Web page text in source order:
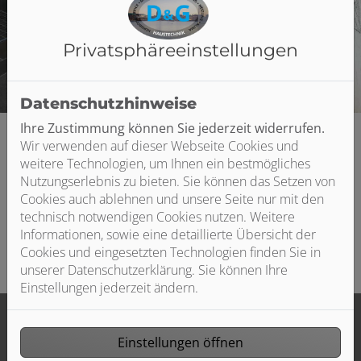
Bitte das Cookie-Consent-Tool öffnen, um die für dieses
Element notwendigen Cookies zu akzeptieren.
Footer - Kontaktdaten und
schließen
und schließen
und schließen
Privatsphäre­einstellungen
Datenschutzhinweise
Ihre Zustimmung können Sie jederzeit widerrufen.
Wir verwenden auf dieser Webseite Cookies und
weitere Technologien, um Ihnen ein bestmögliches
Nutzungserlebnis zu bieten. Sie können das Setzen von
Cookies auch ablehnen und unsere Seite nur mit den
technisch notwendigen Cookies nutzen. Weitere
Informationen, sowie eine detaillierte Übersicht der
Cookies und eingesetzten Technologien finden Sie in
unserer Datenschutzerklärung. Sie können Ihre
Einstellungen jederzeit ändern.
Einstellungen öffnen